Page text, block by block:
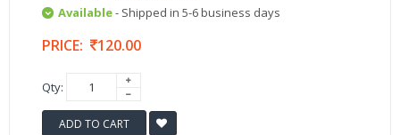
Available- Shipped in 5-6 business days
PRICE: 120.00
Qty:
ADD TO CART